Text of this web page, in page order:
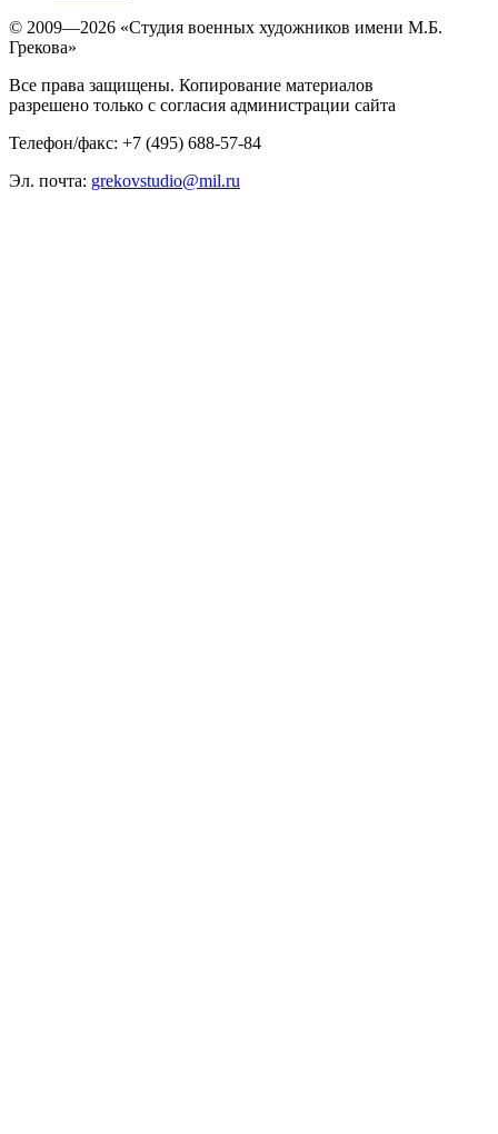
© 2009—2026 «Студия военных художников имени М.Б.
Грекова»
Все права защищены. Копирование материалов
разрешено только с согласия администрации сайта
Телефон/факс: +7 (495) 688-57-84
Эл. почта: grekovstudio@mil.ru